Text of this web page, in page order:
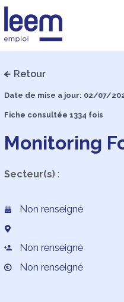
Retour
Date de mise a jour: 02/07/
Fiche consultée 1334 fois
Monitoring
Secteur(s):
Non renseigné
Non renseigné
Non renseigné